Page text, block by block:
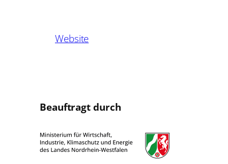
Website
Beauftragt durch